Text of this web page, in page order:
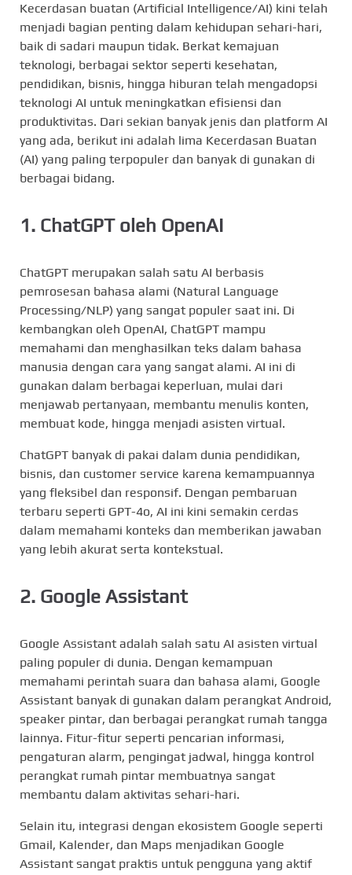
Kecerdasan buatan (Artificial Intelligence/AI) kini telah
menjadi bagian penting dalam kehidupan sehari-hari,
baik di sadari maupun tidak. Berkat kemajuan
teknologi, berbagai sektor seperti kesehatan,
pendidikan, bisnis, hingga hiburan telah mengadopsi
teknologi AI untuk meningkatkan efisiensi dan
produktivitas. Dari sekian banyak jenis dan platform AI
yang ada, berikut ini adalah lima Kecerdasan Buatan
(AI) yang paling terpopuler dan banyak di gunakan di
berbagai bidang.
1. ChatGPT oleh OpenAI
ChatGPT merupakan salah satu AI berbasis
pemrosesan bahasa alami (Natural Language
Processing/NLP) yang sangat populer saat ini. Di
kembangkan oleh OpenAI, ChatGPT mampu
memahami dan menghasilkan teks dalam bahasa
manusia dengan cara yang sangat alami. AI ini di
gunakan dalam berbagai keperluan, mulai dari
menjawab pertanyaan, membantu menulis konten,
membuat kode, hingga menjadi asisten virtual.
ChatGPT banyak di pakai dalam dunia pendidikan,
bisnis, dan customer service karena kemampuannya
yang fleksibel dan responsif. Dengan pembaruan
terbaru seperti GPT-4o, AI ini kini semakin cerdas
dalam memahami konteks dan memberikan jawaban
yang lebih akurat serta kontekstual.
2. Google Assistant
Google Assistant adalah salah satu AI asisten virtual
paling populer di dunia. Dengan kemampuan
memahami perintah suara dan bahasa alami, Google
Assistant banyak di gunakan dalam perangkat Android,
speaker pintar, dan berbagai perangkat rumah tangga
lainnya. Fitur-fitur seperti pencarian informasi,
pengaturan alarm, pengingat jadwal, hingga kontrol
perangkat rumah pintar membuatnya sangat
membantu dalam aktivitas sehari-hari.
Selain itu, integrasi dengan ekosistem Google seperti
Gmail, Kalender, dan Maps menjadikan Google
Assistant sangat praktis untuk pengguna yang aktif